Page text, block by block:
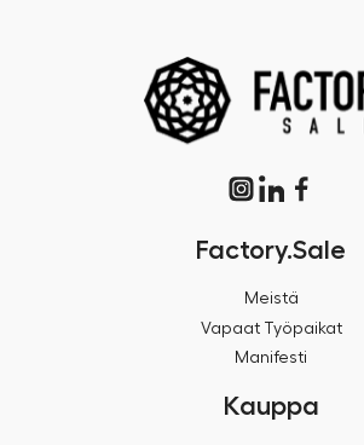
Factory.Sale
Meistä
Vapaat Työpaikat
Manifesti
Kauppa